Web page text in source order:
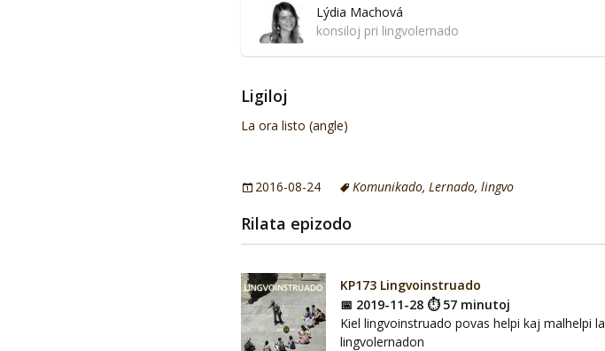
Lýdia Machová
konsiloj pri lingvolernado
Ligiloj
La ora listo (angle)
2016-08-24 Komunikado, Lernado, lingvo
Rilata epizodo
KP173 Lingvoinstruado
📅 2019-11-28 ⏱ 57 minutoj
Kiel lingvoinstruado povas helpi kaj malhelpi la
lingvolernadon